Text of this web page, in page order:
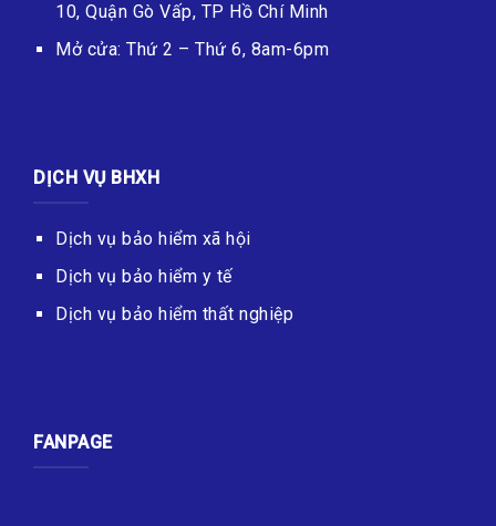
10, Quận Gò Vấp, TP Hồ Chí Minh
Mở cửa: Thứ 2 – Thứ 6, 8am-6pm
DỊCH VỤ BHXH
Dịch vụ bảo hiểm xã hội
Dịch vụ bảo hiểm y tế
Dịch vụ bảo hiểm thất nghiệp
FANPAGE